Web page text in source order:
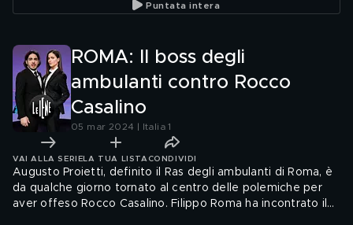
Puntata intera
ROMA: Il boss degli
ambulanti contro Rocco
Casalino
05 mar 2024 | Italia 1
VAI ALLA SERIE LA TUA LISTA CONDIVIDI
Augusto Proietti, definito il Ras degli ambulanti di Roma, è
da qualche giorno tornato al centro delle polemiche per
aver offeso Rocco Casalino. Filippo Roma ha incontrato il